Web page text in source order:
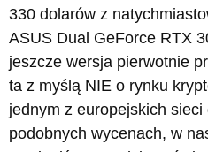
330 dolarów z
ASUS Dual GeForce RTX
jeszcze wersja pierwotnie
ta z myślą NIE o rynku
jednym z europejskich sieci
podobnych wycenach, w